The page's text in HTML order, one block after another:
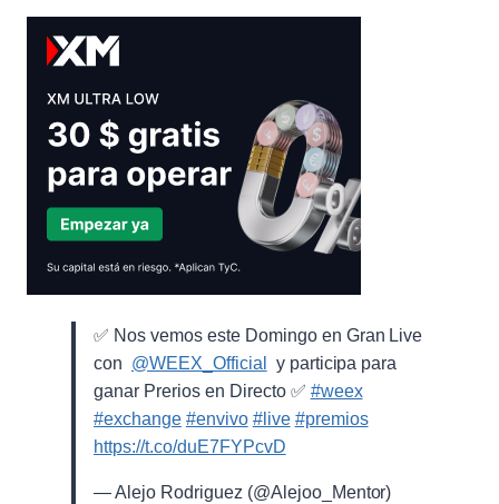
✅ Nos vemos este Domingo en Gran Live
con ⁨ @WEEX_Official
⁩ y participa para
ganar Prerios en Directo ✅ #weex
#exchange #envivo #live #premios
https://t.co/duE7FYPcvD
— Alejo Rodriguez (@Alejoo_Mentor)